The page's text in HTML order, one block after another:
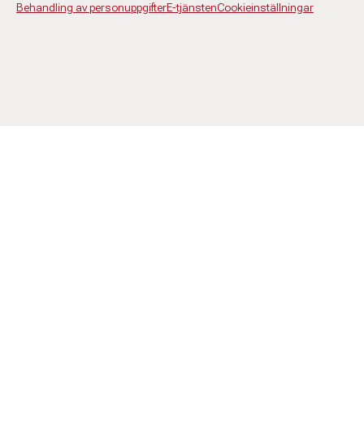
Behandling av personuppgifterE-tjänstenCookieinställningar